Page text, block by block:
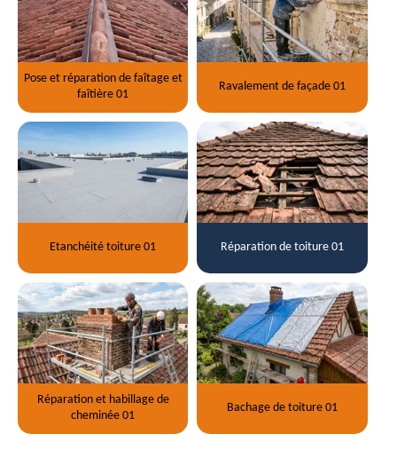
Pose et réparation de faîtage et
faîtière 01
Ravalement de façade 01
Etanchéité toiture 01 Réparation de toiture 01
Réparation et habillage de
cheminée 01
Bachage de toiture 01